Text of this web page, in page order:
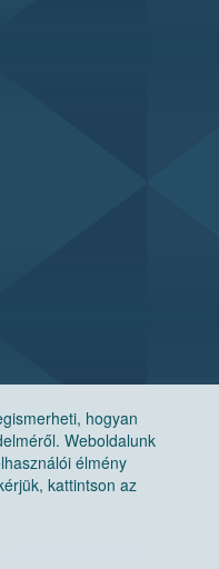
hogyan
Weboldalunk
élmény
kattintson az